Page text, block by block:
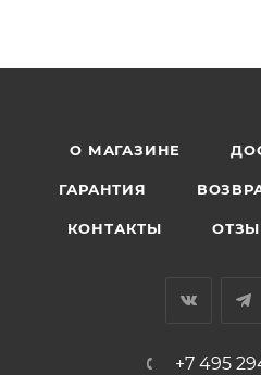
О МАГАЗИНЕ
ГАРАНТИЯ
КОНТАКТЫ
+7 495